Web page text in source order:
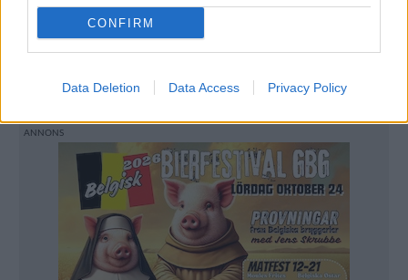
CONFIRM
Data Deletion Data Access Privacy Policy
destilleri.
Planen är att vara på plats under nästa sommar, men